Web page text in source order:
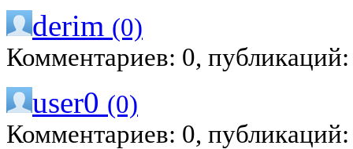
derim (0)
Комментариев: 0,
user0 (0)
Комментариев: 0,